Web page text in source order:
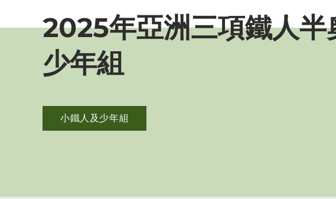
2025年亞洲三項鐵人
少年組
小鐵人及少年組